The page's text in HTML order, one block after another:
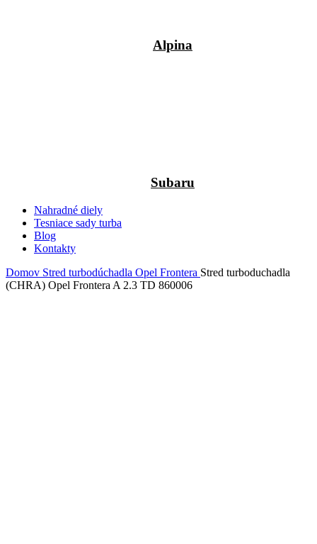
Alpina
Subaru
Nahradné diely
Tesniace sady turba
Blog
Kontakty
Domov Stred turbodúchadla Opel Frontera Stred turboduchadla
(CHRA) Opel Frontera A 2.3 TD 860006